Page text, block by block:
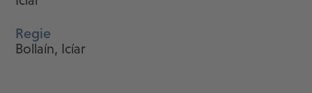
Regie
Bollaín, Icíar